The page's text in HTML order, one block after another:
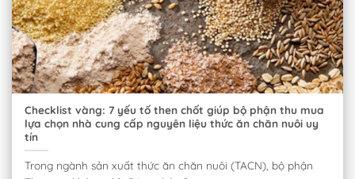
Checklist vàng: 7 yếu tố then chốt giúp bộ phận thu mua
lựa chọn nhà cung cấp nguyên liệu thức ăn chăn nuôi uy
tín
Trong ngành sản xuất thức ăn chăn nuôi (TACN), bộ phận